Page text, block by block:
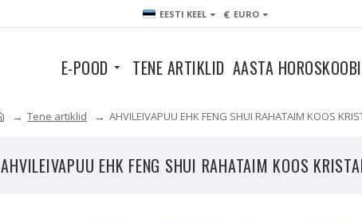
EESTI KEEL € EURO
E-POOD TENE ARTIKLID AASTA
Tene artiklid AHVILEIVAPUU EHK FENG SHUI RAHATAIM KOOS
AHVILEIVAPUU EHK FENG SHUI RAHATAIM KOOS